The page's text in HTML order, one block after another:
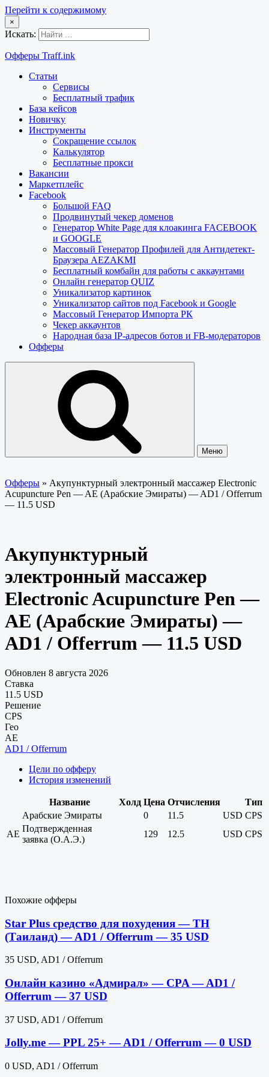
Перейти к содержимому
×
Искать:
Офферы Traff.ink
Статьи
Сервисы
Бесплатный трафик
База кейсов
Новичку
Инструменты
Сокращение ссылок
Калькулятор
Бесплатные прокси
Вакансии
Маркетплейс
Facebook
Большой FAQ
Продвинутый чекер доменов
Генератор White Page для клоакинга FACEBOOK
и GOOGLE
Массовый Генератор Профилей для Антидетект-
Браузера AEZAKMI
Бесплатный комбайн для работы с аккаунтами
Онлайн генератор QUIZ
Уникализатор картинок
Уникализатор сайтов под Facebook и Google
Массовый Генератор Импорта РК
Чекер аккаунтов
Народная база IP-адресов ботов и FB-модераторов
Офферы
Меню
Офферы » Акупунктурный электронный массажер Electronic
Acupuncture Pen — AE (Арабские Эмираты) — AD1 / Offerrum
— 11.5 USD
Акупунктурный
электронный массажер
Electronic Acupuncture Pen —
AE (Арабские Эмираты) —
AD1 / Offerrum — 11.5 USD
Обновлен 8 августа 2026
Ставка
11.5 USD
Решение
CPS
Гео
AE
AD1 / Offerrum
Цели по офферу
История изменений
Название Холд Цена Отчисления
Тип
Арабские Эмираты
0 11.5 USD CPS
AE
Подтвержденная
заявка (О.А.Э.)
129 12.5 USD CPS
Похожие офферы
Star Plus средство для похудения — TH
(Таиланд) — AD1 / Offerrum — 35 USD
35 USD, AD1 / Offerrum
Онлайн казино «Адмирал» — CPA — AD1 /
Offerrum — 37 USD
37 USD, AD1 / Offerrum
Jolly.me — PPL 25+ — AD1 / Offerrum — 0 USD
0 USD, AD1 / Offerrum